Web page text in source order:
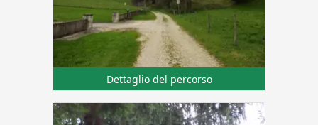
Dettaglio del percorso